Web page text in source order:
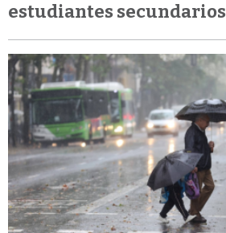
estudiantes secundarios